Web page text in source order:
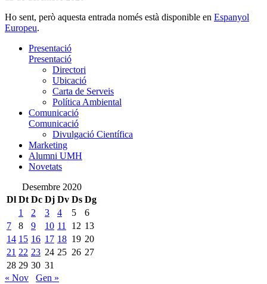
Ho sent, però aquesta entrada només està disponible en Espanyol
Europeu.
Presentació
Presentació
Directori
Ubicació
Carta de Serveis
Política Ambiental
Comunicació
Comunicació
Divulgació Científica
Marketing
Alumni UMH
Novetats
Desembre 2020
Dl Dt Dc Dj Dv Ds Dg
1
2 3 4 5
6
7
8 9 10 11 12 13
14 15 16 17 18 19 20
21 22 23 24 25 26 27
28 29 30 31
« Nov
Gen »